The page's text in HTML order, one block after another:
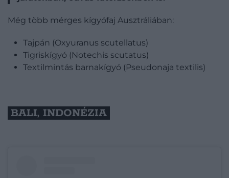
Még több mérges kígyófaj Ausztráliában:
Tajpán (Oxyuranus scutellatus)
Tigriskígyó (Notechis scutatus)
Textilmintás barnakígyó (Pseudonaja textilis)
BALI, INDONÉZIA